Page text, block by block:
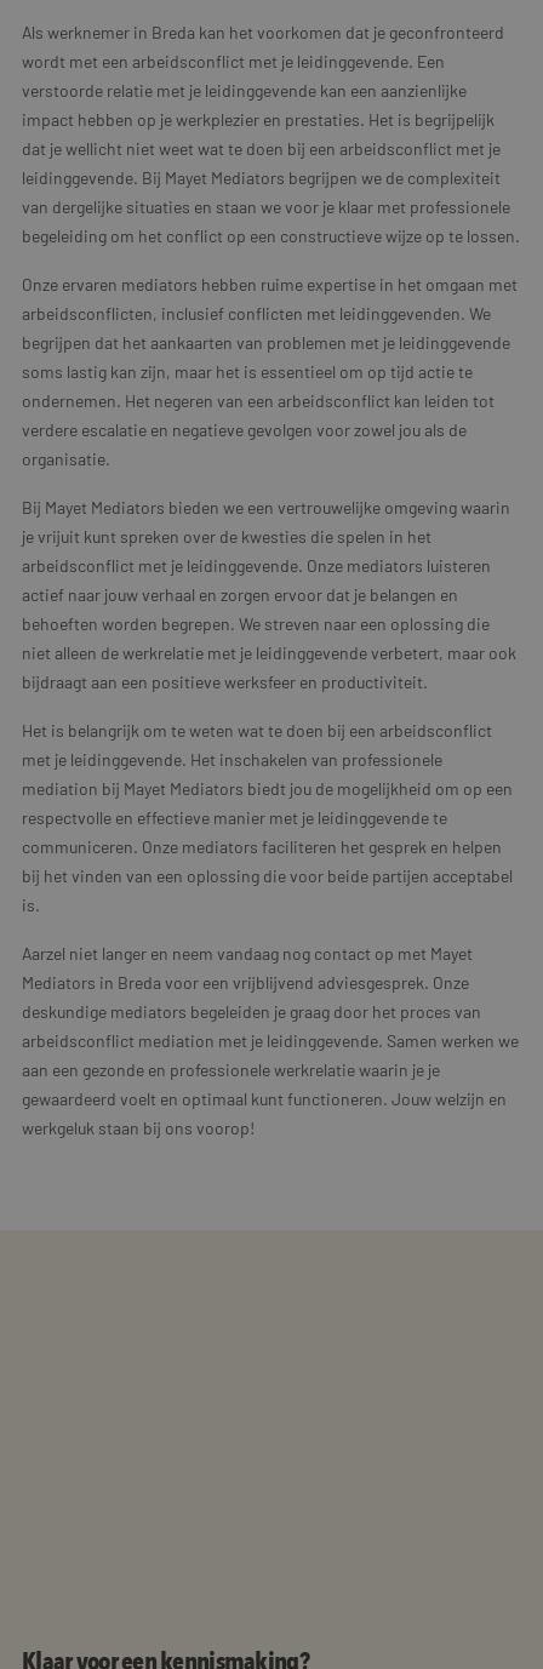
Als werknemer in Breda kan het voorkomen dat je geconfronteerd
wordt met een arbeidsconflict met je leidinggevende. Een
verstoorde relatie met je leidinggevende kan een aanzienlijke
impact hebben op je werkplezier en prestaties. Het is begrijpelijk
dat je wellicht niet weet wat te doen bij een arbeidsconflict met je
leidinggevende. Bij Mayet Mediators begrijpen we de complexiteit
van dergelijke situaties en staan we voor je klaar met professionele
begeleiding om het conflict op een constructieve wijze op te lossen.
Onze ervaren mediators hebben ruime expertise in het omgaan met
arbeidsconflicten, inclusief conflicten met leidinggevenden. We
begrijpen dat het aankaarten van problemen met je leidinggevende
soms lastig kan zijn, maar het is essentieel om op tijd actie te
ondernemen. Het negeren van een arbeidsconflict kan leiden tot
verdere escalatie en negatieve gevolgen voor zowel jou als de
organisatie.
Bij Mayet Mediators bieden we een vertrouwelijke omgeving waarin
je vrijuit kunt spreken over de kwesties die spelen in het
arbeidsconflict met je leidinggevende. Onze mediators luisteren
actief naar jouw verhaal en zorgen ervoor dat je belangen en
behoeften worden begrepen. We streven naar een oplossing die
niet alleen de werkrelatie met je leidinggevende verbetert, maar ook
bijdraagt aan een positieve werksfeer en productiviteit.
Het is belangrijk om te weten wat te doen bij een arbeidsconflict
met je leidinggevende. Het inschakelen van professionele
mediation bij Mayet Mediators biedt jou de mogelijkheid om op een
respectvolle en effectieve manier met je leidinggevende te
communiceren. Onze mediators faciliteren het gesprek en helpen
bij het vinden van een oplossing die voor beide partijen acceptabel
is.
Aarzel niet langer en neem vandaag nog contact op met Mayet
Mediators in Breda voor een vrijblijvend adviesgesprek. Onze
deskundige mediators begeleiden je graag door het proces van
arbeidsconflict mediation met je leidinggevende. Samen werken we
aan een gezonde en professionele werkrelatie waarin je je
gewaardeerd voelt en optimaal kunt functioneren. Jouw welzijn en
werkgeluk staan bij ons voorop!
Klaar voor een kennismaking?